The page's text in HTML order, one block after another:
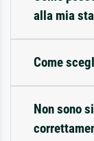
alla mia
Come
Non sono